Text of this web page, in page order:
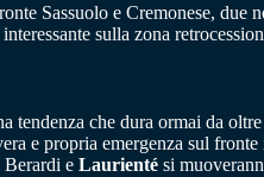
Sassuolo e Cremonese,
sulla zona
tendenza che dura ormai da
e propria emergenza sul
e Laurienté si